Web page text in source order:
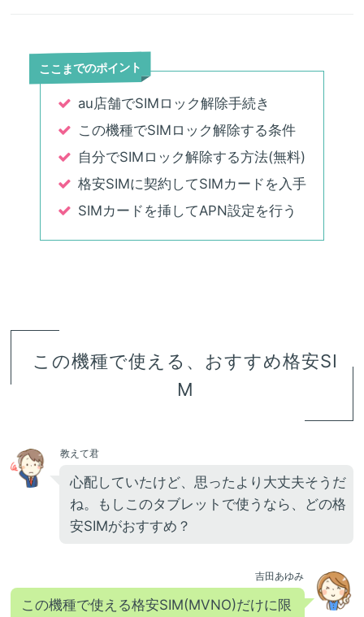
ここまでのポイント
au店舗でSIMロック解除手続き
この機種でSIMロック解除する条件
自分でSIMロック解除する方法(無料)
格安SIMに契約してSIMカードを入手
SIMカードを挿してAPN設定を行う
この機種で使える、おすすめ格安SI
M
教えて君
心配していたけど、思ったより大丈夫そうだ
ね。もしこのタブレットで使うなら、どの格
安SIMがおすすめ？
吉田あゆみ
この機種で使える格安SIM(MVNO)だけに限